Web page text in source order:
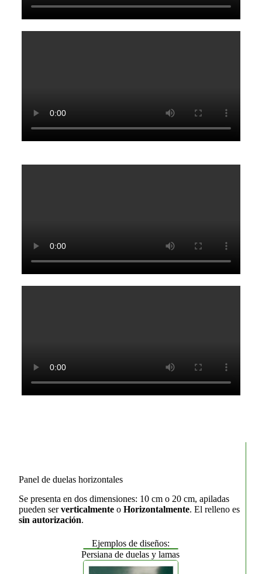
Panel de duelas horizontales
Se presenta en dos dimensiones: 10 cm o 20 cm, apiladas
pueden serverticalmenteo Horizontalmente. El relleno es
sin autorización.
Ejemplos de diseños:
Persiana de duelas y lamas